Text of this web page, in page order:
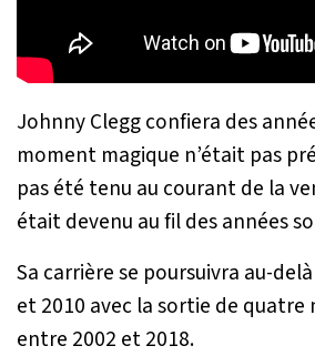
Johnny Clegg confiera des
moment magique n’était pas
pas été tenu au courant de la
était devenu au fil des années
Sa carrière se poursuivra au-
et 2010 avec la sortie de quatre
entre 2002 et 2018.